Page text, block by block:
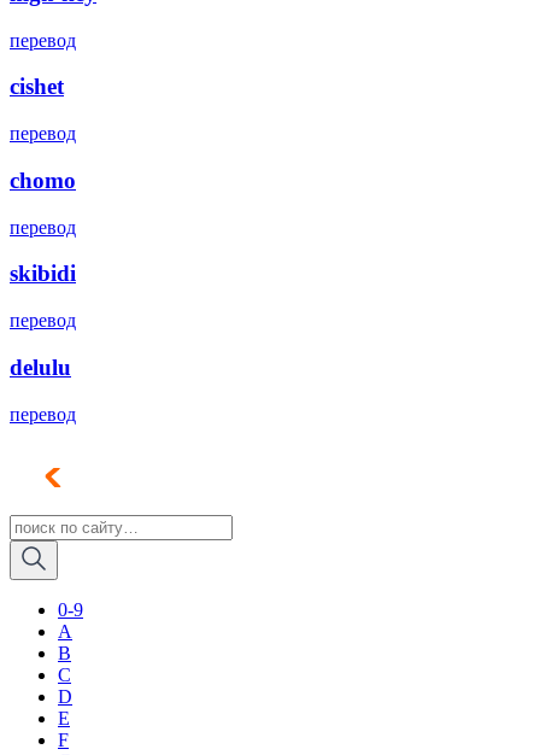
перевод
cishet
перевод
chomo
перевод
skibidi
перевод
delulu
перевод
0-9
A
B
C
D
E
F